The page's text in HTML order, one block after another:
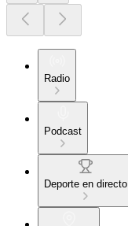
Radio
Podcast
Deporte en directo